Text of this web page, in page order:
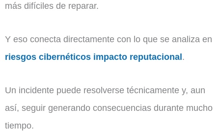
más difíciles de reparar.
Y eso conecta directamente con lo que se analiza en
riesgos cibernéticos impacto reputacional.
Un incidente puede resolverse técnicamente y, aun
así, seguir generando consecuencias durante mucho
tiempo.